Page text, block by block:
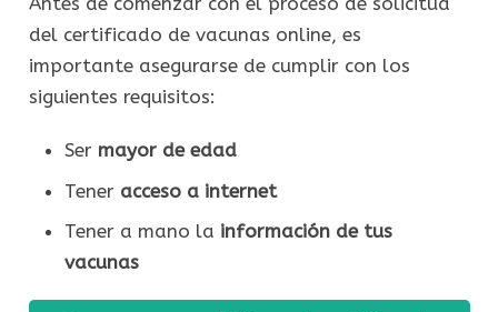
del certificado de vacunas online, es
importante asegurarse de cumplir con los
siguientes requisitos:
Sermayor de edad
Teneracceso a internet
Tener a mano la información de tus
vacunas